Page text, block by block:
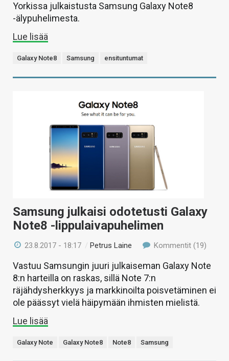
Yorkissa julkaistusta Samsung Galaxy Note8
-älypuhelimesta.
Lue lisää
Galaxy Note8 Samsung ensituntumat
Samsung julkaisi odotetusti Galaxy
Note8 -lippulaivapuhelimen
23.8.2017 - 18:17 / Petrus Laine Kommentit (19)
Vastuu Samsungin juuri julkaiseman Galaxy Note
8:n harteilla on raskas, sillä Note 7:n
räjähdysherkkyys ja markkinoilta poisvetäminen ei
ole päässyt vielä häipymään ihmisten mielistä.
Lue lisää
Galaxy Note Galaxy Note8 Note8 Samsung